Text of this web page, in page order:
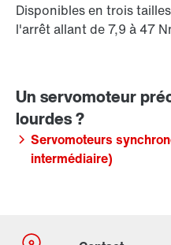
Disponibles en trois
l'arrêt allant de 7,9 à47
Servomoteurs
intermédiaire)